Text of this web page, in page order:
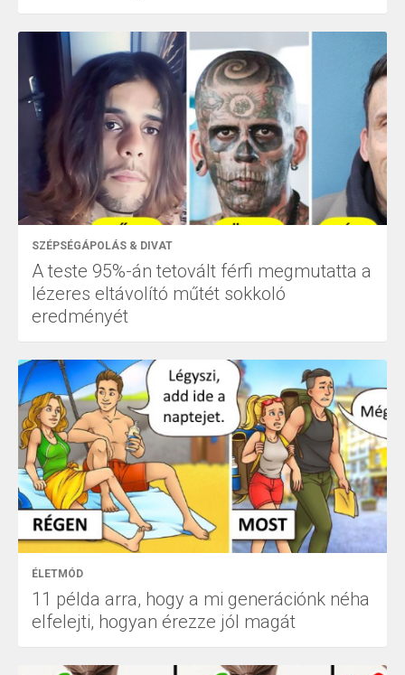
SZÉPSÉGÁPOLÁS & DIVAT
A teste 95%-án tetovált férfi megmutatta a
lézeres eltávolító műtét sokkoló
eredményét
ÉLETMÓD
11 példa arra, hogy a mi generációnk néha
elfelejti, hogyan érezze jól magát